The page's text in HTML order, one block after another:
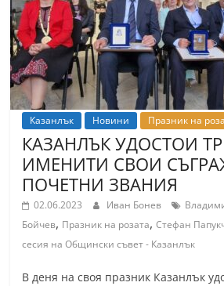
Казанлък Новини Празник на
КАЗАНЛЪК УДОСТОИ
ИМЕНИТИ СВОИ
ПОЧЕТНИ ЗВАНИЯ
02.06.2023 Иван Бонев
Бойчев, Празник на розата,Стефан
сесия на Общински съвет - Казанлък
В деня на своя празник Казанлък